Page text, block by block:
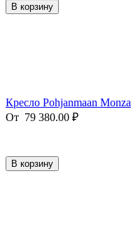
В корзину
Кресло Pohjanmaan Monza
От 79 380.00 ₽
В корзину